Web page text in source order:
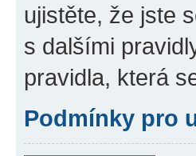
ujistěte, že jste
s dalšími
pravidla, která
Podmínky pro